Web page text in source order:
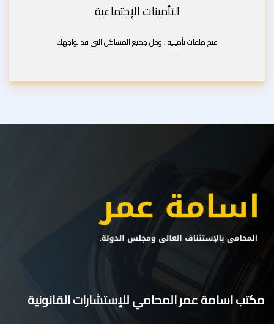
التأمينات الإجتماعية
فتح ملفات تأمينية , وحل جميع المشاكل التى قد تواجهك
مكتب اسامة عمر المحامي للإستشارات القانونية